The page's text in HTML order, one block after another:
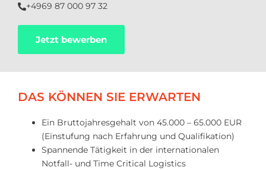
+4969 87 000 97 32
Jetzt bewerben
DAS KÖNNEN SIE ERWARTEN
Ein Bruttojahresgehalt von 45.000 – 65.000 EUR
(Einstufung nach Erfahrung und Qualifikation)
Spannende Tätigkeit in der internationalen
Notfall- und Time Critical Logistics